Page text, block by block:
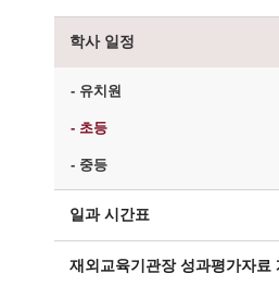
학사 일정
- 유치원
- 초등
- 중등
일과 시간표
재외교육기관장 성과평가자료